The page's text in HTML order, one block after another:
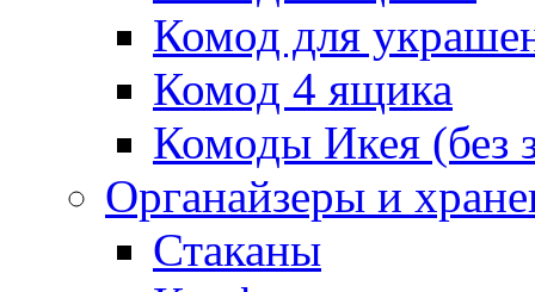
Комод для
Комод 4 ящика
Комоды Икея (без
Органайзеры и
Стаканы